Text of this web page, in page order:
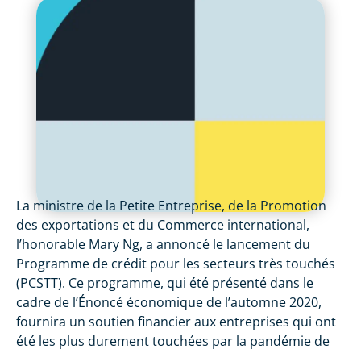
La ministre de la Petite Entreprise, de la Promotion
des exportations et du Commerce international,
l’honorable Mary Ng, a annoncé le lancement du
Programme de crédit pour les secteurs très touchés
(PCSTT). Ce programme, qui été présenté dans le
cadre de l’Énoncé économique de l’automne 2020,
fournira un soutien financier aux entreprises qui ont
été les plus durement touchées par la pandémie de